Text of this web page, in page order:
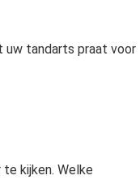
uw tandarts praat voor
kijken. Welke